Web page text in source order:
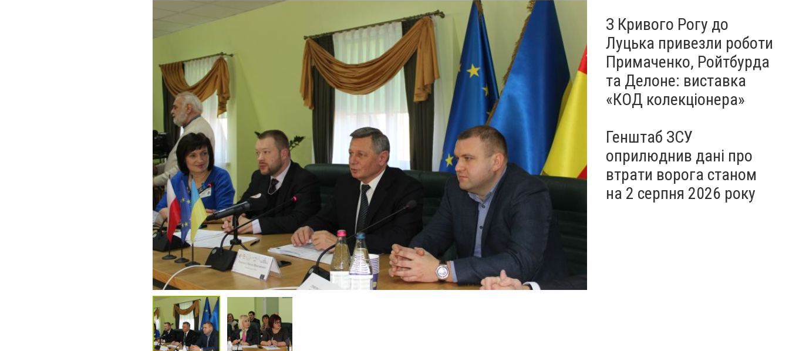
З Кривого Рогу до
Луцька привезли роботи
Примаченко, Ройтбурда
та Делоне: виставка
«КОД колекціонера»
Генштаб ЗСУ
оприлюднив дані про
втрати ворога станом
на 2 серпня 2026 року